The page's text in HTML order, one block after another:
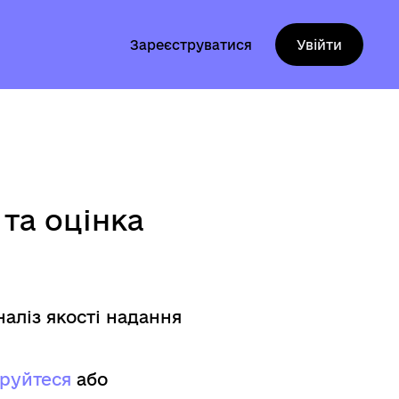
Зареєструватися Увійти
оцінка
якості надання
aбо